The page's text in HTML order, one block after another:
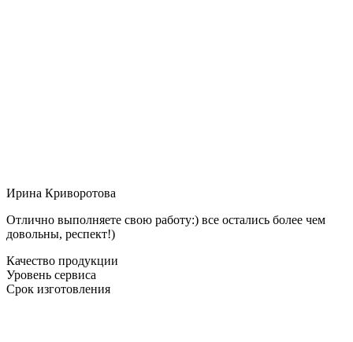
Ирина Криворотова
Отлично выполняете свою работу:) все остались более чем
довольны, респект!)
Качество продукции
Уровень сервиса
Срок изготовления